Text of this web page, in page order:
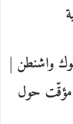
واشنطن |
حول